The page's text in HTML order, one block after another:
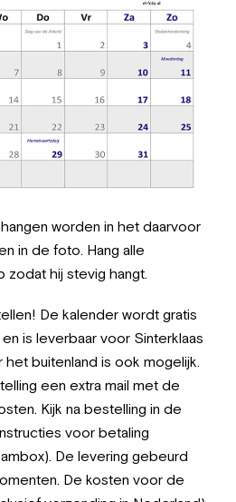
worden in het daarvoor
in de foto. Hang alle
zodat hij stevig hangt.
De kalender wordt gratis
is leverbaar voor Sinterklaas
het buitenland is ook mogelijk.
een extra mail met de
Kijk na bestelling in de
voor betaling
De levering gebeurd
De kosten voor de